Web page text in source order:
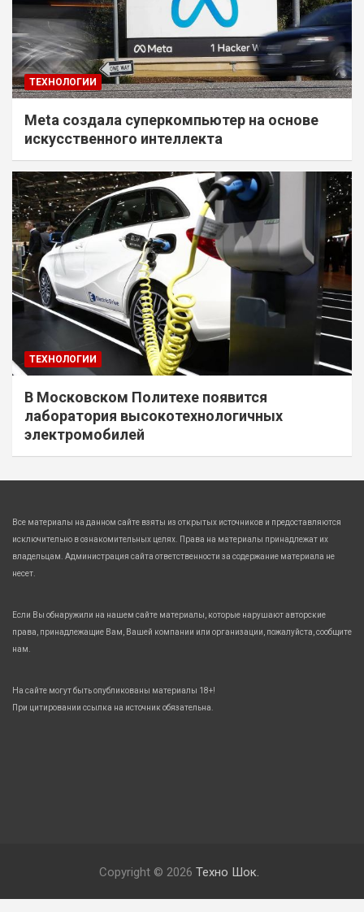
ТЕХНОЛОГИИ
Meta создала суперкомпьютер на основе
искусственного интеллекта
ТЕХНОЛОГИИ
В Московском Политехе появится
лаборатория высокотехнологичных
электромобилей
Все материалы на данном сайте взяты из открытых источников и предоставляются
исключительно в ознакомительных целях. Права на материалы принадлежат их
владельцам. Администрация сайта ответственности за содержание материала не
несет.
Если Вы обнаружили на нашем сайте материалы, которые нарушают авторские
права, принадлежащие Вам, Вашей компании или организации, пожалуйста, сообщите
нам.
На сайте могут быть опубликованы материалы 18+!
При цитировании ссылка на источник обязательна.
Copyright © 2026 Техно Шок.